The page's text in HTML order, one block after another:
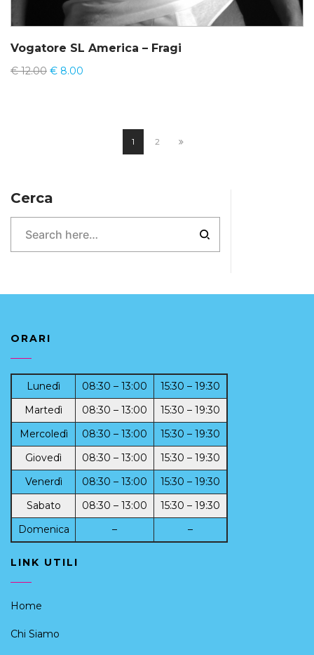
Vogatore SL America – Fragi
€12.00 € 8.00
1 2
Cerca
ORARI
Lunedì 08:30 – 13:00
15:30 – 19:30
Martedì
08:30 – 13:00
15:30 – 19:30
Mercoledì
08:30 – 13:00
15:30 – 19:30
Giovedì
08:30 – 13:00
15:30 – 19:30
Venerdì
08:30 – 13:00
15:30 – 19:30
Sabato
08:30 – 13:00
15:30 – 19:30
Domenica
– –
LINK UTILI
Home
Chi Siamo